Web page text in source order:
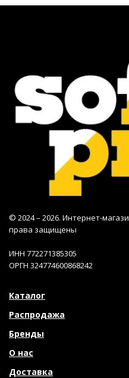
© 2024 – 2026. Интернет-
права защищены
ИНН 772271385305
ОРГН 324774600868242
Каталог
Распродажа
Бренды
О нас
Доставка